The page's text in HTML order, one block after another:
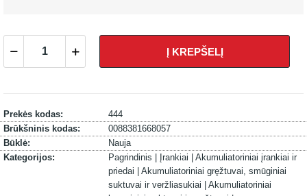
Į KREPŠELĮ
Prekės kodas:
444
Brūkšninis kodas:
0088381668057
Būklė:
Nauja
Kategorijos:
Pagrindinis | Įrankiai | Akumuliatoriniai įrankiai ir
priedai | Akumuliatoriniai gręžtuvai, smūginiai
suktuvai ir veržliasukiai | Akumuliatoriniai